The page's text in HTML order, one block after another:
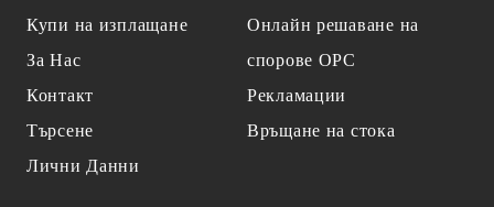
Купи на изплащане
За Нас
Контакт
Търсене
Лични Данни
Онлайн решаване на
спорове OPC
Рекламации
Връщане на стока